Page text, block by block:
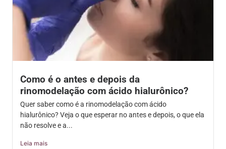
Como é o antes e depois da
rinomodelação com ácido hialurônico?
Quer saber como é a rinomodelação com ácido
hialurônico? Veja o que esperar no antes e depois, o que ela
não resolve e a...
Leia mais